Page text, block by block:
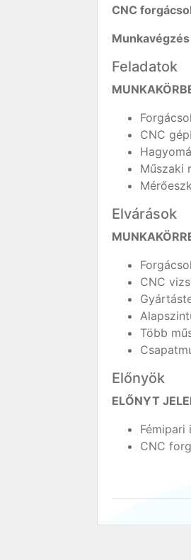
CNC
Feladatok
CNC
Műszaki
Elvárások
CNC
Több
Előnyök
ELŐNYT
Fémipari
CNC